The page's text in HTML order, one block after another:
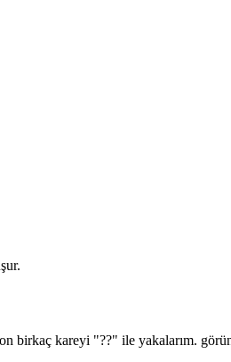
birkaç kareyi "??" ile yakalarım.